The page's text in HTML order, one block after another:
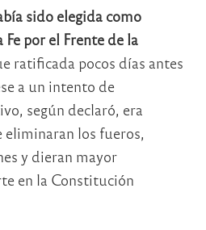
sido elegida como
por el Frente de la
ratificada pocos días antes
a un intento de
según declaró, era
los fueros,
y dieran mayor
en la Constitución